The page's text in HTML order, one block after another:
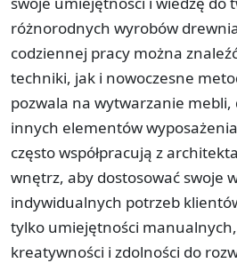
różnorodnych wyrobów
codziennej pracy można
techniki, jak i nowoczesne
pozwala na wytwarzanie
innych elementów
często współpracują z
wnętrz, aby dostosować swoje
indywidualnych potrzeb
tylko umiejętności
kreatywności i zdolności do